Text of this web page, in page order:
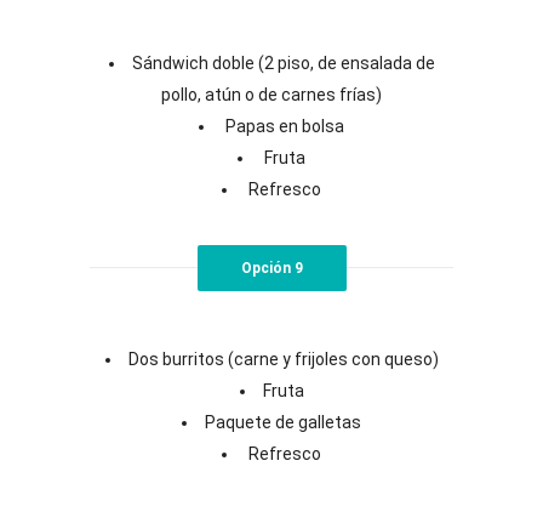
Sándwich doble (2 piso, de ensalada de
pollo, atún o de carnes frías)
Papas en bolsa
Fruta
Refresco
Opción 9
Dos burritos (carne y frijoles con queso)
Fruta
Paquete de galletas
Refresco